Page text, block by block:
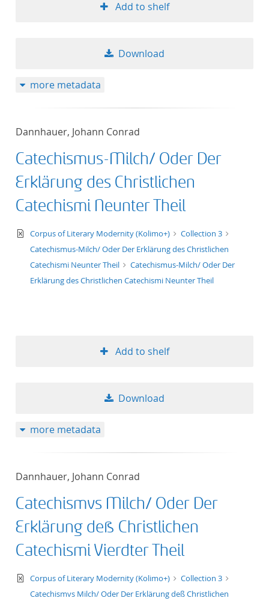
Add to shelf
Download
more metadata
Dannhauer, Johann Conrad
Catechismus-Milch/ Oder Der
Erklärung des Christlichen
Catechismi Neunter Theil
text/xml
Corpus of Literary Modernity (Kolimo+)
Collection 3
Catechismus-Milch/ Oder Der Erklärung des Christlichen
Catechismi Neunter Theil
Catechismus-Milch/ Oder Der
Erklärung des Christlichen Catechismi Neunter Theil
Add to shelf
Download
more metadata
Dannhauer, Johann Conrad
Catechismvs Milch/ Oder Der
Erklärung deß Christlichen
Catechismi Vierdter Theil
text/xml
Corpus of Literary Modernity (Kolimo+)
Collection 3
Catechismvs Milch/ Oder Der Erklärung deß Christlichen